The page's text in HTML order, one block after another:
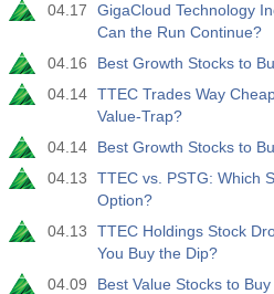
04.17
GigaCloud Technology
Can the Run Continue?
04.16
Best Growth Stocks to
04.14 TTEC Trades Way
Value-Trap?
04.14
Best Growth Stocks to
04.13
TTEC vs. PSTG: Which
Option?
04.13
TTEC Holdings Stock
You Buy the Dip?
04.09
Best Value Stocks to